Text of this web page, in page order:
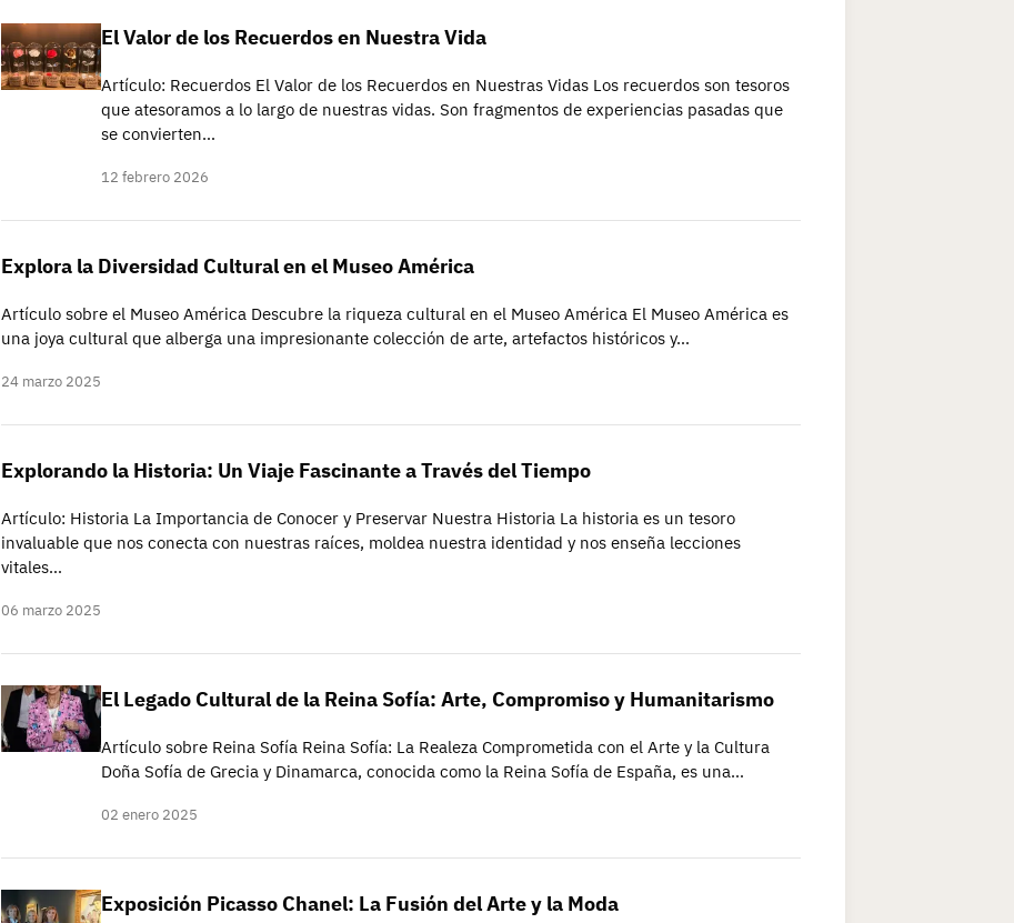
El Valor de los Recuerdos en Nuestra Vida
Artículo: Recuerdos El Valor de los Recuerdos en Nuestras Vidas Los recuerdos son tesoros
que atesoramos a lo largo de nuestras vidas. Son fragmentos de experiencias pasadas que
se convierten…
12 febrero 2026
Explora la Diversidad Cultural en el Museo América
Artículo sobre el Museo América Descubre la riqueza cultural en el Museo América El Museo América es
una joya cultural que alberga una impresionante colección de arte, artefactos históricos y…
24 marzo 2025
Explorando la Historia: Un Viaje Fascinante a Través del Tiempo
Artículo: Historia La Importancia de Conocer y Preservar Nuestra Historia La historia es un tesoro
invaluable que nos conecta con nuestras raíces, moldea nuestra identidad y nos enseña lecciones
vitales…
06 marzo 2025
El Legado Cultural de la Reina Sofía: Arte, Compromiso y Humanitarismo
Artículo sobre Reina Sofía Reina Sofía: La Realeza Comprometida con el Arte y la Cultura
Doña Sofía de Grecia y Dinamarca, conocida como la Reina Sofía de España, es una…
02 enero 2025
Exposición Picasso Chanel: La Fusión del Arte y la Moda